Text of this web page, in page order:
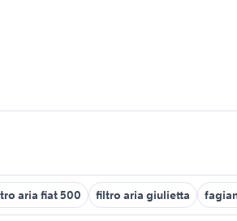
aria fiat 500 filtro aria giulietta